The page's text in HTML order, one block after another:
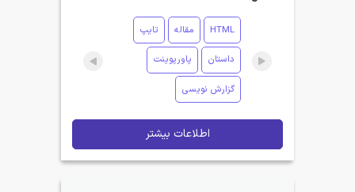
HTML مقاله تایپ
داستان پاورپوینت
گزارش نویسی
اطلاعات بیشتر